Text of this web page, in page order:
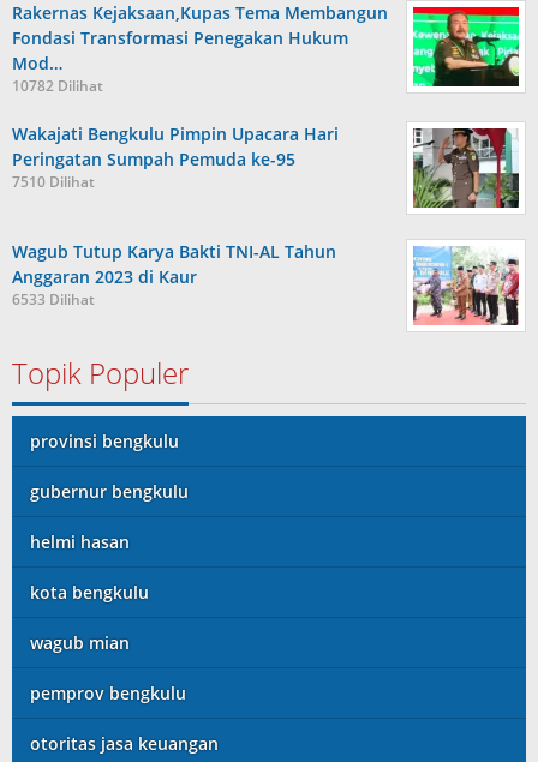
Rakernas Kejaksaan,Kupas Tema Membangun
Fondasi Transformasi Penegakan Hukum
Mod…
10782 Dilihat
Wakajati Bengkulu Pimpin Upacara Hari
Peringatan Sumpah Pemuda ke-95
7510 Dilihat
Wagub Tutup Karya Bakti TNI-AL Tahun
Anggaran 2023 di Kaur
6533 Dilihat
Topik Populer
provinsi bengkulu
gubernur bengkulu
helmi hasan
kota bengkulu
wagub mian
pemprov bengkulu
otoritas jasa keuangan